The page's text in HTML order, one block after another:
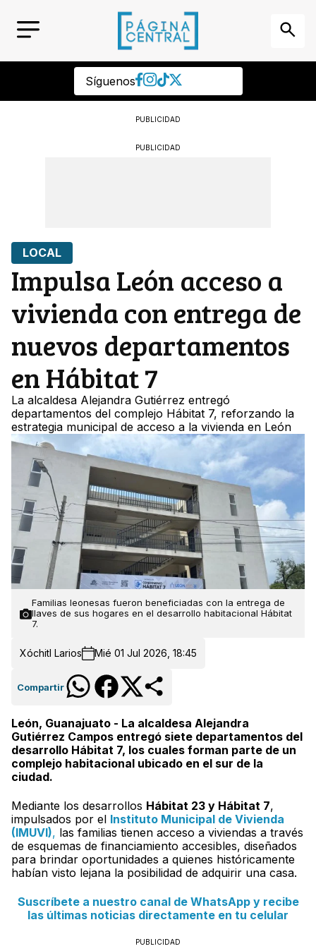
Síguenos
PUBLICIDAD
PUBLICIDAD
LOCAL
Impulsa León acceso a
vivienda con entrega de
nuevos departamentos
en Hábitat 7
La alcaldesa Alejandra Gutiérrez entregó
departamentos del complejo Hábitat 7, reforzando la
estrategia municipal de acceso a la vivienda en León
Familias leonesas fueron beneficiadas con la entrega de
llaves de sus hogares en el desarrollo habitacional Hábitat
7.
Xóchitl Larios Mié 01 Jul 2026, 18:45
Compartir
León, Guanajuato - La alcaldesa Alejandra
Gutiérrez Campos entregó siete departamentos del
desarrollo Hábitat 7, los cuales forman parte de un
complejo habitacional ubicado en el sur de la
ciudad.
Mediante los desarrollos Hábitat 23 y Hábitat 7,
impulsados por el Instituto Municipal de Vivienda
(IMUVI), las familias tienen acceso a viviendas a través
de esquemas de financiamiento accesibles, diseñados
para brindar oportunidades a quienes históricamente
habían visto lejana la posibilidad de adquirir una casa.
Suscríbete a nuestro canal de WhatsApp y recibe
las últimas noticias directamente en tu celular
PUBLICIDAD